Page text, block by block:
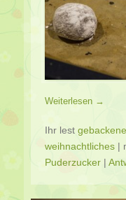
Weiterlesen →
Ihr lest
weihnachtliches |
Puderzucker |